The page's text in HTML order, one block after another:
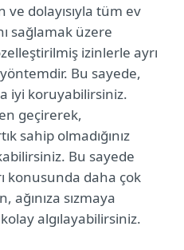
ve dolayısıyla tüm ev
sağlamak üzere
izinlerle ayrı
Bu sayede,
iyi koruyabilirsiniz.
geçirerek,
sahip olmadığınız
Bu sayede
konusunda daha çok
ağınıza sızmaya
algılayabilirsiniz.